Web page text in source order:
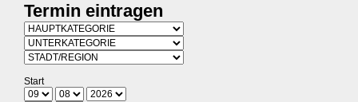
Termin eintragen
Start